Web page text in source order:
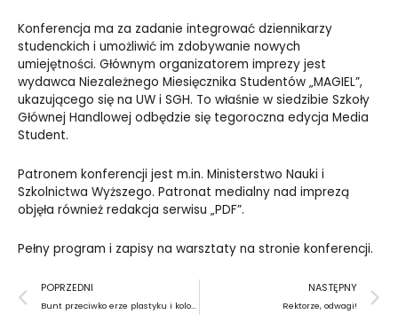
Konferencja ma za zadanie integrować dziennikarzy
studenckich i umożliwić im zdobywanie nowych
umiejętności. Głównym organizatorem imprezy jest
wydawca Niezależnego Miesięcznika Studentów „MAGIEL”,
ukazującego się na UW i SGH. To właśnie w siedzibie Szkoły
Głównej Handlowej odbędzie się tegoroczna edycja Media
Student.
Patronem konferencji jest m.in. Ministerstwo Nauki i
Szkolnictwa Wyższego. Patronat medialny nad imprezą
objęła również redakcja serwisu „PDF”.
Pełny program i zapisy na warsztaty na stronie konferencji.
Prev
POPRZEDNI
Bunt przeciwko erze plastyku i kolorowych ekranów
NASTĘPNY
Rektorze, odwagi!